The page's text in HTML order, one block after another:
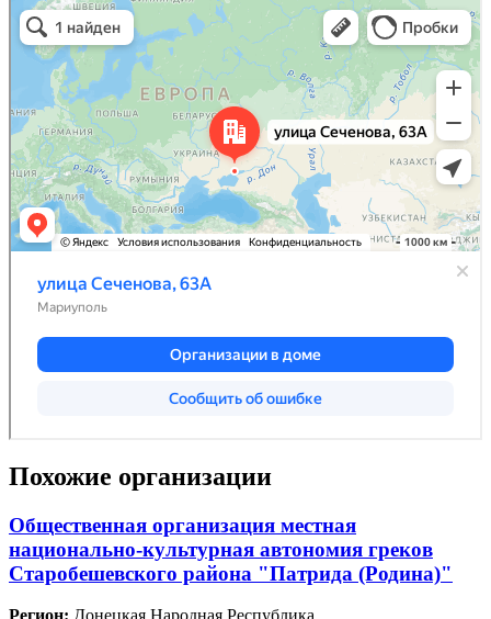
Похожие организации
Общественная организация местная
национально-культурная автономия греков
Старобешевского района "Патрида (Родина)"